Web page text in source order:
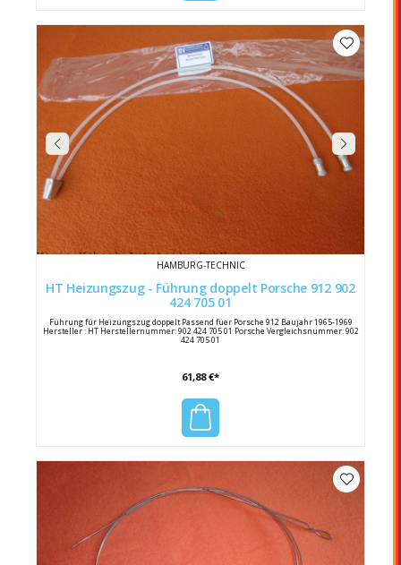
HAMBURG-TECHNIC
HT Heizungszug - Führung doppelt Porsche 912 902
424 705 01
Führung für Heizungszug doppelt Passend füer Porsche 912 Baujahr 1965-1969
Hersteller : HT Herstellernummer: 902 424 705 01 Porsche Vergleichsnummer: 902
424 705 01
61,88 €*